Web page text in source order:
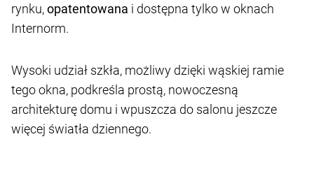
rynku,opatentowana i dostępna tylko w oknach
Internorm.
Wysoki udział szkła, możliwy dzięki wąskiej ramie
tego okna, podkreśla prostą, nowoczesną
architekturę domu i wpuszcza do salonu jeszcze
więcej światła dziennego.